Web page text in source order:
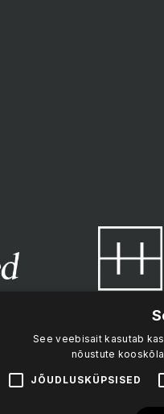
See veebisait kasutab
nõustute
JÕUDLUSKÜPSISED